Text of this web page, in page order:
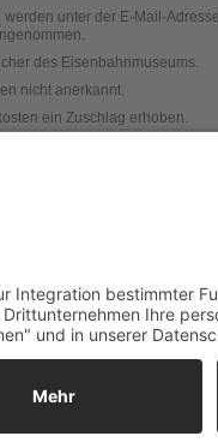
werden unter der E-Mail-Adresse
des Eisenbahnmuseums.
nicht anerkannt.
ein Zuschlag erhoben.